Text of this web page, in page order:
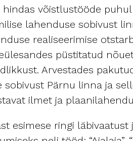
hindas võistlustööde
lahenduse sobivust
realiseerimise
püstitatud
Arvestades
sobivust Pärnu linna ja
ilmet ja
esimese ringi läbivaatust